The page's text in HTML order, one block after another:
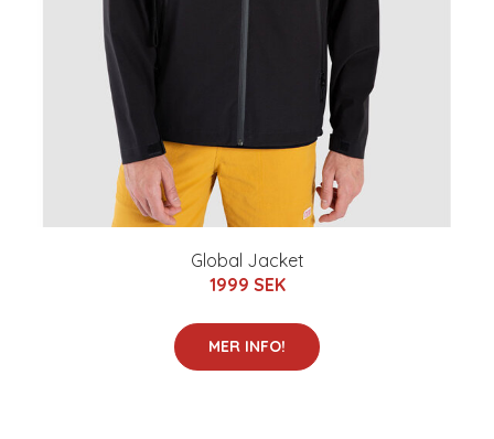
Global Jacket
1999 SEK
MER INFO!